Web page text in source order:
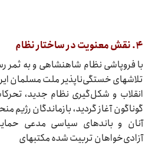
۴. نقش معنویت در ساختار نظام
با فروپاشی نظام شاهنشاهی و به ثمر
تلاشهای خستگی‌ناپذیر ملت مسلمان
انقلاب و شکل‌گیری نظام جدید،
گوناگون آغاز گردید، بازماندگان
آنان و باندهای سیاسی مدعی
آزادی‌خواهان تربیت شده مکتبهای